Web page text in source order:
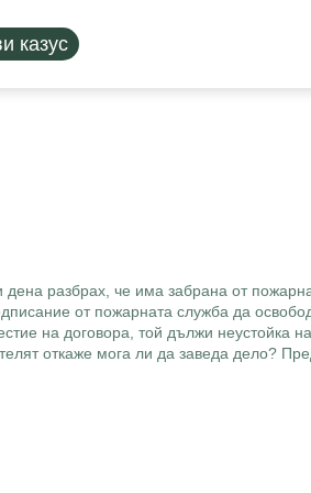
казус
разбрах, че има забрана от
от пожарната служба да
на договора, той дължи неустойка
откаже мога ли да заведа дело?